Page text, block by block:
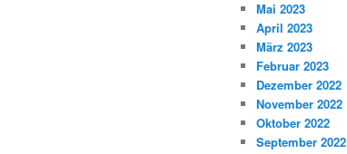
Mai 2023
April 2023
März 2023
Februar 2023
Dezember 2022
November 2022
Oktober 2022
September 2022